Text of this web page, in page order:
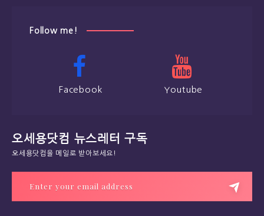
Follow me!
Facebook Youtube
오세용닷컴 뉴스레터 구독
오세용닷컴을 메일로 받아보세요!